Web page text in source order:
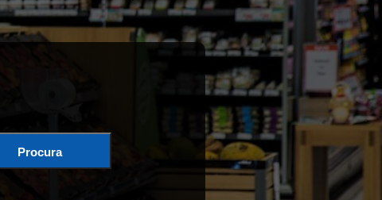
Procura